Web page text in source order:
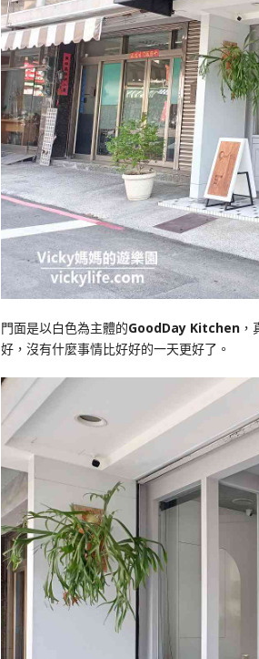
門面是以白色為主體的GoodDay Kitchen
好，沒有什麼事情比好好的一天更好了。